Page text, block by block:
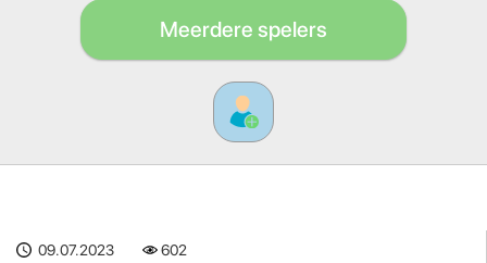
Meerdere spelers
09.07.2023 603